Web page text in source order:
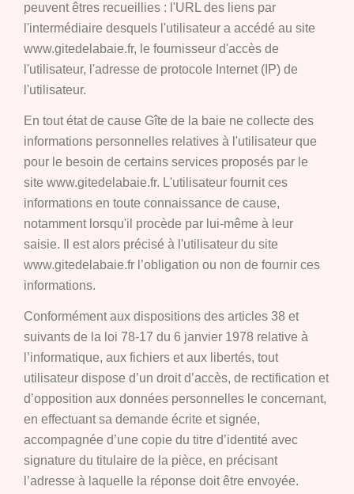
peuvent êtres recueillies : l'URL des liens par
l'intermédiaire desquels l'utilisateur a accédé au site
www.gitedelabaie.fr, le fournisseur d'accès de
l'utilisateur, l'adresse de protocole Internet (IP) de
l'utilisateur.
En tout état de cause Gîte de la baie ne collecte des
informations personnelles relatives à l'utilisateur que
pour le besoin de certains services proposés par le
site www.gitedelabaie.fr. L'utilisateur fournit ces
informations en toute connaissance de cause,
notamment lorsqu'il procède par lui-même à leur
saisie. Il est alors précisé à l'utilisateur du site
www.gitedelabaie.fr l’obligation ou non de fournir ces
informations.
Conformément aux dispositions des articles 38 et
suivants de la loi 78-17 du 6 janvier 1978 relative à
l’informatique, aux fichiers et aux libertés, tout
utilisateur dispose d’un droit d’accès, de rectification et
d’opposition aux données personnelles le concernant,
en effectuant sa demande écrite et signée,
accompagnée d’une copie du titre d’identité avec
signature du titulaire de la pièce, en précisant
l’adresse à laquelle la réponse doit être envoyée.